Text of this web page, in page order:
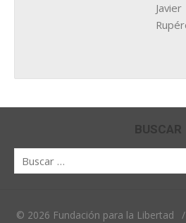
BUSCAR
© 2026 Fundación para la Libertad /